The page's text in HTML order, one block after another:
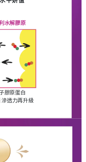
水解膠原
膠原蛋白
滲透力再升級